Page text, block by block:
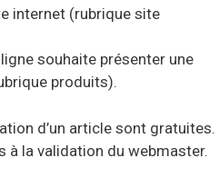
internet (rubrique site
souhaite présenter une
produits).
d’un article sont gratuites.
à la validation du webmaster.